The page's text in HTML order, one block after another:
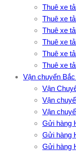
Thuê xe
Thuê xe
Thuê xe
Thuê xe
Thuê xe
Thuê xe
Vận chuyển
Vận
Vận
Vận
Gửi hàng
Gửi hàng
Gửi hàng